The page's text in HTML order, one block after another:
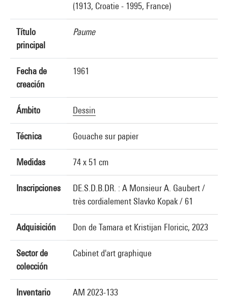
(1913, Croatie - 1995, France)
Título
principal
Paume
Fecha de
creación
1961
Ámbito Dessin
Técnica Gouache sur papier
Medidas 74 x 51 cm
Inscripciones
DE.S.D.B.DR. : A Monsieur A. Gaubert /
très cordialement Slavko Kopak / 61
Adquisición Don de Tamara et Kristijan Floricic, 2023
Sector de
colección
Cabinet d'art graphique
Inventario AM 2023-133